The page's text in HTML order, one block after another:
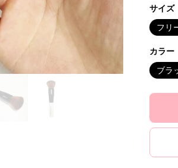
サイズ
フリ
カラー
ブラ